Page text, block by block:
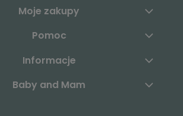
Moje zakupy
Pomoc
Informacje
Baby and Mam